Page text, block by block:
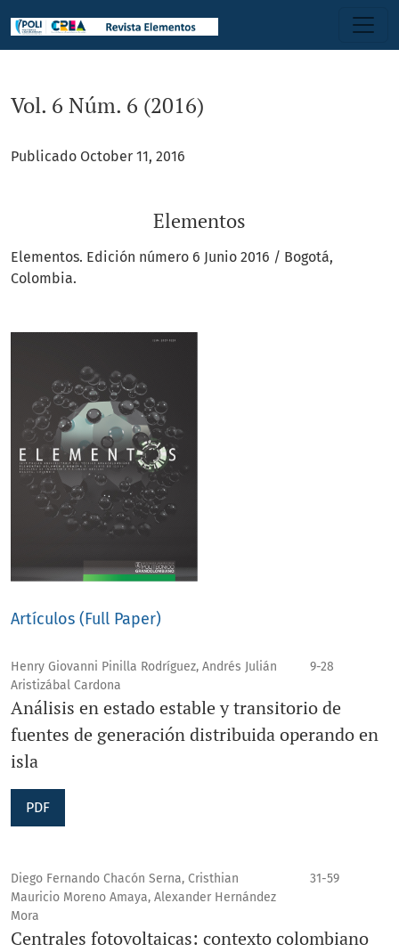
Vol. 6 Núm. 6 (2016)
Publicado October 11, 2016
Elementos
Elementos. Edición número 6 Junio 2016 / Bogotá,
Colombia.
Artículos (Full Paper)
Henry Giovanni Pinilla Rodríguez, Andrés Julián
Aristizábal Cardona
9-28
Análisis en estado estable y transitorio de
fuentes de generación distribuida operando en
isla
PDF
Diego Fernando Chacón Serna, Cristhian
Mauricio Moreno Amaya, Alexander Hernández
Mora
31-59
Centrales fotovoltaicas: contexto colombiano